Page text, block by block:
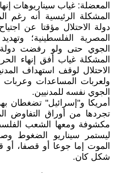
المعضلة: غياب سيناريوهات
المشكلة الرئيسية أنه رغم
دولة الاحتلال مؤقتا عن
المصرية الفلسطينية؛
الجوي حتى ولو رفضت دولة
المشكلة غياب أفق إنهاء
الاحتلال لوقف استهداف
ولعربات المساعدات
الجوي نفسه للمدنيين.
أمريكا و"إسرائيل" تضغطان
تجردها من أوراق التفاوض
مكشوفة ومعها الشعب
ليستمر سيناريو الضغوط
الموت إما جوعا أو قصفا، أو
شكل كان.